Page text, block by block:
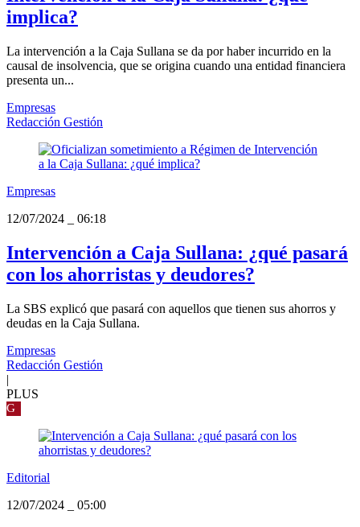
implica?
La intervención a la Caja Sullana se da por haber incurrido en la
causal de insolvencia, que se origina cuando una entidad financiera
presenta un...
Empresas
Redacción Gestión
Empresas
12/07/2024
06:18
Intervención a Caja Sullana: ¿qué pasará
con los ahorristas y deudores?
La SBS explicó que pasará con aquellos que tienen sus ahorros y
deudas en la Caja Sullana.
Empresas
Redacción Gestión
|
PLUS
G
Editorial
12/07/2024
05:00